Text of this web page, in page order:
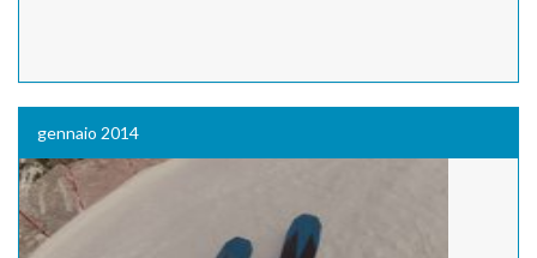
gennaio 2014